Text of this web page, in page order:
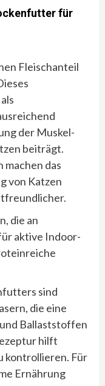
für
Fleischanteil
der Muskel-
beiträgt.
das
von Katzen
die an
aktive Indoor-
sind
die eine
Ballaststoffen
hilft
kontrollieren. Für
Ernährung